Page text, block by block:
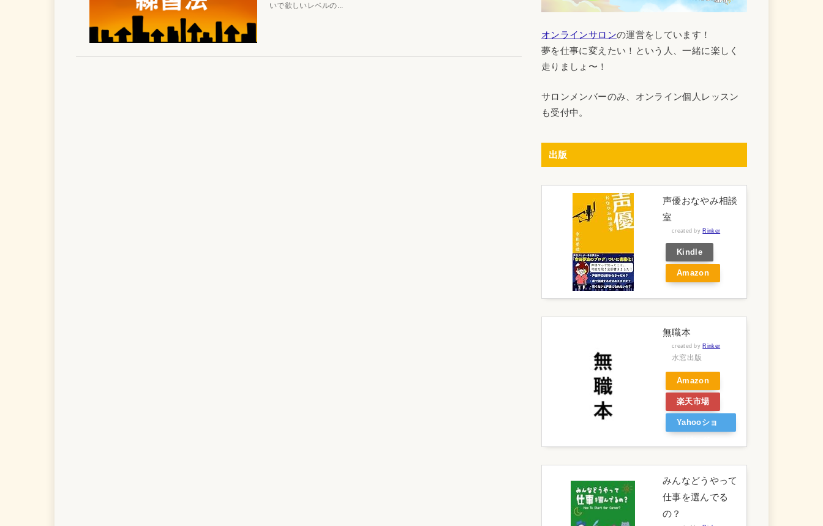
いで欲しいレベルの...
オンラインサロンの運営をしています！
夢を仕事に変えたい！という人、一緒に楽しく
走りましょ〜！
サロンメンバーのみ、オンライン個人レッスン
も受付中。
出版
声優おなやみ相談
室
created by Rinker
Kindle
Amazon
無職本
created by Rinker
水窓出版
Amazon
楽天市場
Yahooショ
みんなどうやって
仕事を選んでる
の？